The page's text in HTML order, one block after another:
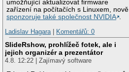
umožňující aktualizovat firmware
zařízení na počítačích s Linuxem, nově
sponzoruje také společnost NVIDIA .
Ladislav Hagara| Komentářů: 0
SlideRshow, prohlížeč fotek, ale i
jejich organizér a prezentátor
4.8. 12:22 | Zajímavý software